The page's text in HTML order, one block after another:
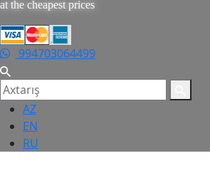
at the cheapest prices
994703064499
AZ
EN
RU